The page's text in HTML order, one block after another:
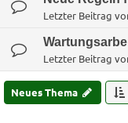
Letzter Beitrag
Letzter Beitrag
Neues Thema